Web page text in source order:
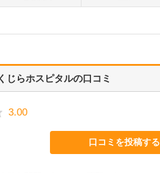
じらホスピタルの口コミ
3.00
口コミを投稿する